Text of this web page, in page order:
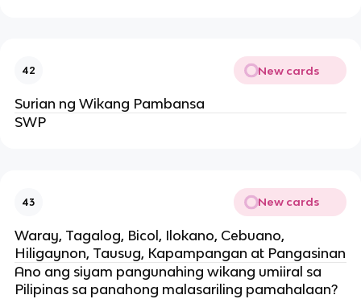
42 New cards
Surian ng Wikang Pambansa
SWP
43 New cards
Waray, Tagalog, Bicol, Ilokano, Cebuano,
Hiligaynon, Tausug, Kapampangan at Pangasinan
Ano ang siyam pangunahing wikang umiiral sa
Pilipinas sa panahong malasariling pamahalaan?